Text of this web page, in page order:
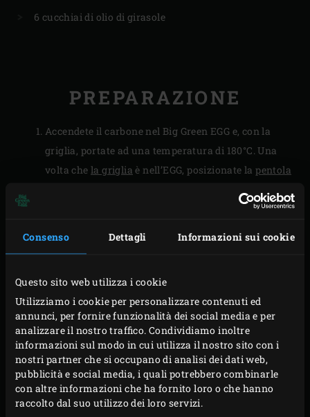
Consenso Dettagli Informazioni sui cookie
Questo sito web utilizza i cookie
Utilizziamo i cookie per personalizzare contenuti ed
annunci, per fornire funzionalità dei social media e per
analizzare il nostro traffico. Condividiamo inoltre
informazioni sul modo in cui utilizza il nostro sito con i
nostri partner che si occupano di analisi dei dati web,
pubblicità e social media, i quali potrebbero combinarle
con altre informazioni che ha fornito loro o che hanno
raccolto dal suo utilizzo dei loro servizi.
6 cucchiai di olio di girasole
PREPARAZIONE
Accendete il carbone nel Big Green EGG e, con la
griglia, portate ad una temperatura di 180°C. Una
volta chela griglia è nell’EGG, posizionate la pentola
per riscaldarla. Nel frattempo, sbucciate la
zucca e il sedano rapa e tagliateli in blocchi di circa
Sbucciate la cipolla e l’aglio e tritateli finemente.
ghisa. Aggiungete gli ingredienti tritati e l’orzo
perlato e fate saltare per 5-8 minuti. Mescolate
occasionalmente mentre cuoce e chiudete il
coperchio dell’EGG.
Sfumate con il brodo vegetale, chiudete il coperchio
dell’EGG e lasciate cuocere a fuoco lento per 20-30
minuti fino a quando l’orzo e le verdure sono cotte